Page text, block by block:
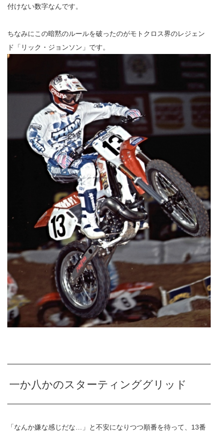
付けない数字なんです。
ちなみにこの暗黙のルールを破ったのがモトクロス界のレジェン
ド「リック・ジョンソン」です。
一か八かのスターティンググリッド
「なんか嫌な感じだな… 」と不安になりつつ順番を待って、 13番